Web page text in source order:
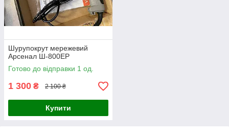
Шурупокрут мережевий
Арсенал Ш-800ЕР
Готово до відправки 1 од.
1 300 ₴ 2 100 ₴
Купити